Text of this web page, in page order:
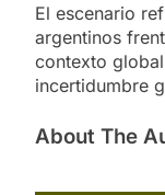
El escenario
argentinos
contexto
incertidumbre
About The